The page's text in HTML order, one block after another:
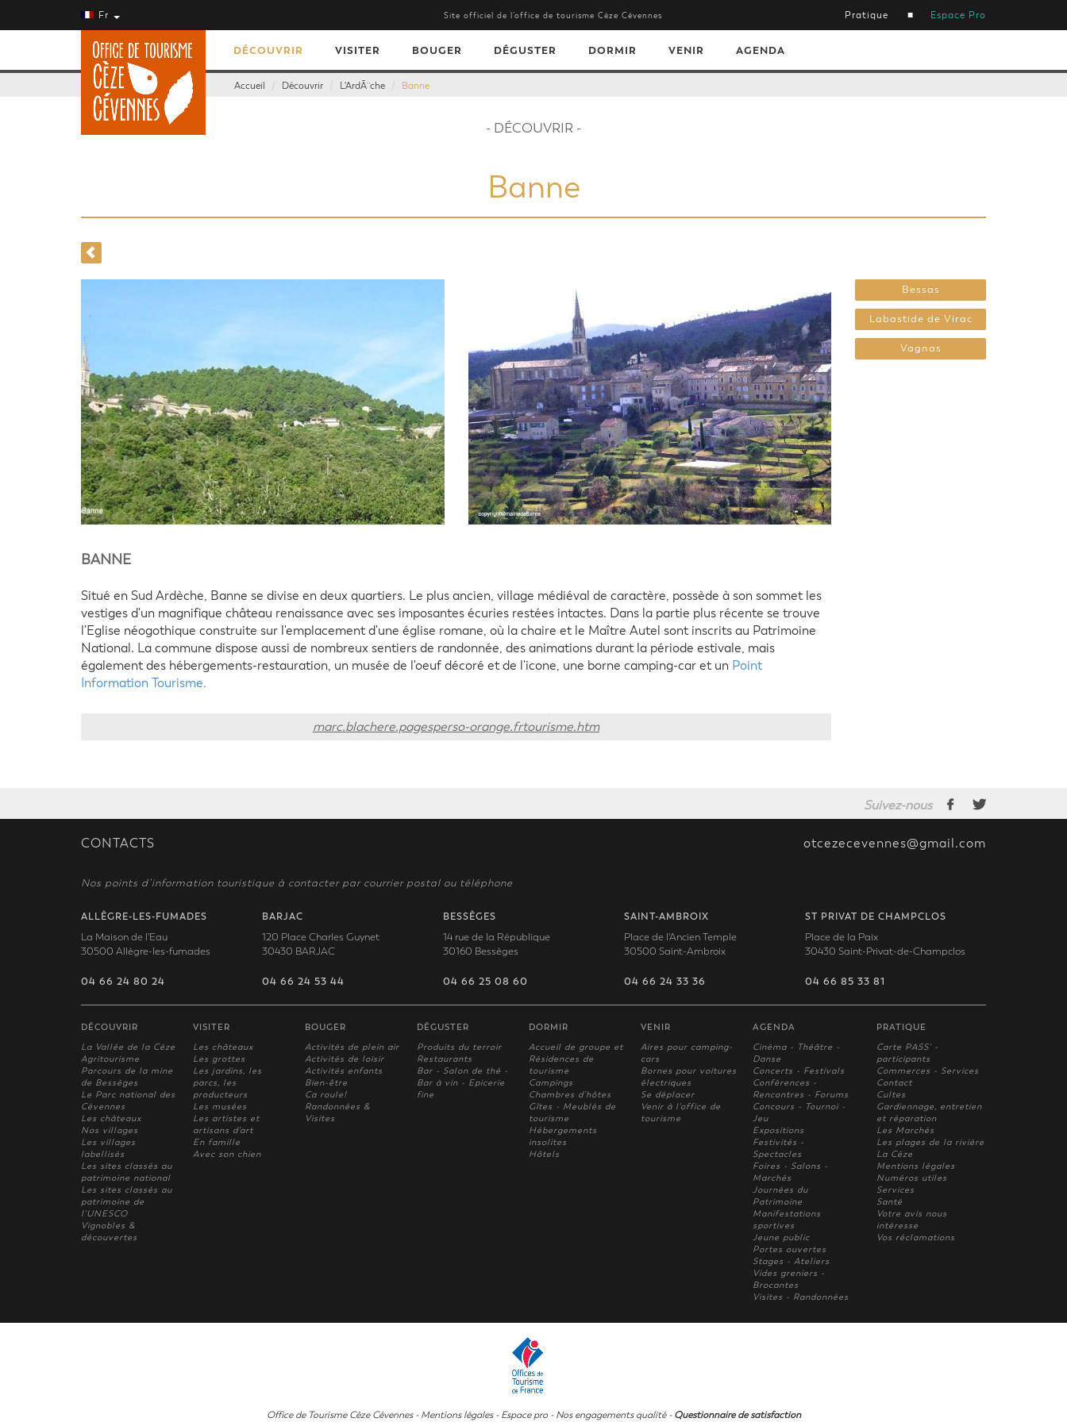
Fr Site officiel de l’office de tourisme Cèze Cévennes Pratique Espace Pro
DÉCOUVRIR VISITER BOUGER DÉGUSTER DORMIR VENIR AGENDA
Accueil Découvrir L'ArdÃ¨che Banne
- DÉCOUVRIR -
Banne
BANNE
Situé en Sud Ardèche, Banne se divise en deux quartiers. Le plus ancien, village médiéval de caractère, possède à son sommet les
vestiges d'un magnifique château renaissance avec ses imposantes écuries restées intactes. Dans la partie plus récente se trouve
l'Eglise néogothique construite sur l'emplacement d'une église romane, où la chaire et le Maître Autel sont inscrits au Patrimoine
National. La commune dispose aussi de nombreux sentiers de randonnée, des animations durant la période estivale, mais
également des hébergements-restauration, un musée de l'oeuf décoré et de l'icone, une borne camping-car et un Point
Information Tourisme.
marc.blachere.pagesperso-orange.frtourisme.htm
Bessas
Labastide de Virac
Vagnas
Suivez-nous
CONTACTS otcezecevennes@gmail.com
Nos points d’information touristique à contacter par courrier postal ou téléphone
ALLÈGRE-LES-FUMADES
La Maison de l'Eau
30500 Allègre-les-fumades
04 66 24 80 24
BARJAC
120 Place Charles Guynet
30430 BARJAC
04 66 24 53 44
BESSÈGES
14 rue de la République
30160 Bessèges
04 66 25 08 60
SAINT-AMBROIX
Place de l'Ancien Temple
30500 Saint-Ambroix
04 66 24 33 36
ST PRIVAT DE CHAMPCLOS
Place de la Paix
30430 Saint-Privat-de-Champclos
04 66 85 33 81
DÉCOUVRIR
La Vallée de la Cèze
Agritourisme
Parcours de la mine
de Bessèges
Le Parc national des
Cévennes
Les châteaux
Nos villages
Les villages
labellisés
Les sites classés au
patrimoine national
Les sites classés au
patrimoine de
l'UNESCO
Vignobles &
découvertes
VISITER
Les châteaux
Les grottes
Les jardins, les
parcs, les
producteurs
Les musées
Les artistes et
artisans d'art
En famille
Avec son chien
BOUGER
Activités de plein air
Activités de loisir
Activités enfants
Bien-être
Ca roule!
Randonnées &
Visites
DÉGUSTER
Produits du terroir
Restaurants
Bar - Salon de thé -
Bar à vin - Epicerie
fine
DORMIR
Accueil de groupe et
Résidences de
tourisme
Campings
Chambres d'hôtes
Gîtes - Meublés de
tourisme
Hébergements
insolites
Hôtels
VENIR
Aires pour camping-
cars
Bornes pour voitures
électriques
Se déplacer
Venir à l'office de
tourisme
AGENDA
Cinéma - Théâtre -
Danse
Concerts - Festivals
Conférences -
Rencontres - Forums
Concours - Tournoi -
Jeu
Expositions
Festivités -
Spectacles
Foires - Salons -
Marchés
Journées du
Patrimoine
Manifestations
sportives
Jeune public
Portes ouvertes
Stages - Ateliers
Vides greniers -
Brocantes
Visites - Randonnées
PRATIQUE
Carte PASS' -
participants
Commerces - Services
Contact
Cultes
Gardiennage, entretien
et réparation
Les Marchés
Les plages de la rivière
La Cèze
Mentions légales
Numéros utiles
Services
Santé
Votre avis nous
intèresse
Vos réclamations
Office de Tourisme Cèze Cévennes - Mentions légales- Espace pro- Nos engagements qualité- Questionnaire de satisfaction